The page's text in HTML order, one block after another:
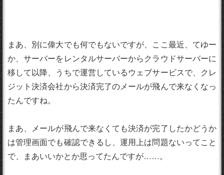
まあ、別に偉大でも何でもないですが、ここ最近、てゆー
か、サーバーをレンタルサーバーからクラウドサーバーに
移して以降、うちで運営しているウェブサービスで、クレ
ジット決済会社から決済完了のメールが飛んで来なくなっ
たんですね。
まあ、メールが飛んで来なくても決済が完了したかどうか
は管理画面でも確認できるし、運用上は問題ないってこと
で、まあいいかとか思ってたんですが……。